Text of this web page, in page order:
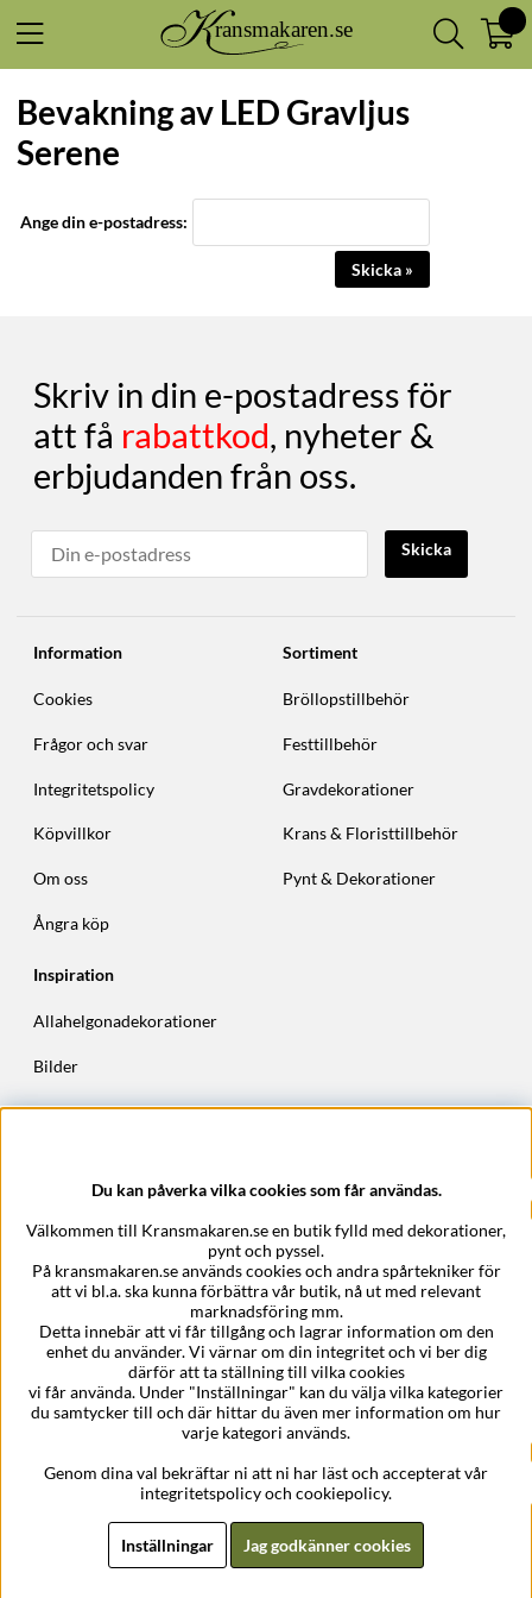
Bevakning av LED Gravljus
Serene
Ange din e-postadress:
Skicka »
Skriv in din e-postadress för
att få rabattkod, nyheter &
erbjudanden från oss.
Skicka
Information
Cookies
Frågor och svar
Integritetspolicy
Köpvillkor
Om oss
Ångra köp
Sortiment
Bröllopstillbehör
Festtillbehör
Gravdekorationer
Krans & Floristtillbehör
Pynt & Dekorationer
Inspiration
Allahelgonadekorationer
Bilder
Höstkransar
Epost:support@kransmakaren.se
Du kan påverka vilka cookies som får användas.
Välkommen till Kransmakaren.se en butik fylld med dekorationer,
pynt och pyssel.
På kransmakaren.se används cookies och andra spårtekniker för
att vi bl.a. ska kunna förbättra vår butik, nå ut med relevant
marknadsföring mm.
Detta innebär att vi får tillgång och lagrar information om den
enhet du använder. Vi värnar om din integritet och vi ber dig
därför att ta ställning till vilka cookies
vi får använda. Under "Inställningar" kan du välja vilka kategorier
du samtycker till och där hittar du även mer information om hur
varje kategori används.
Genom dina val bekräftar ni att ni har läst och accepterat vår
integritetspolicy och cookiepolicy.
Inställningar Jag godkänner cookies